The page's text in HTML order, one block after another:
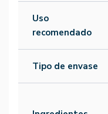
Uso
recomendado
Tipo de envase